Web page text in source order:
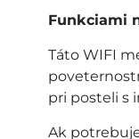
Funkciami
Táto WIFI
pri posteli s
Ak